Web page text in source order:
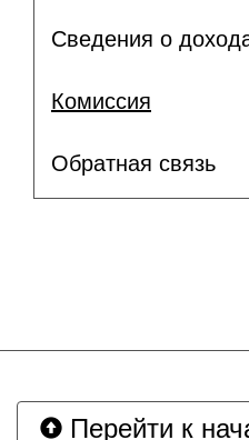
Сведения о
Комиссия
Обратная связь
Перейти к